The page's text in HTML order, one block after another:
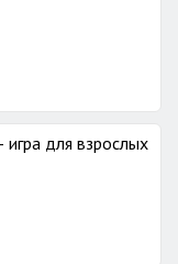
для взрослых